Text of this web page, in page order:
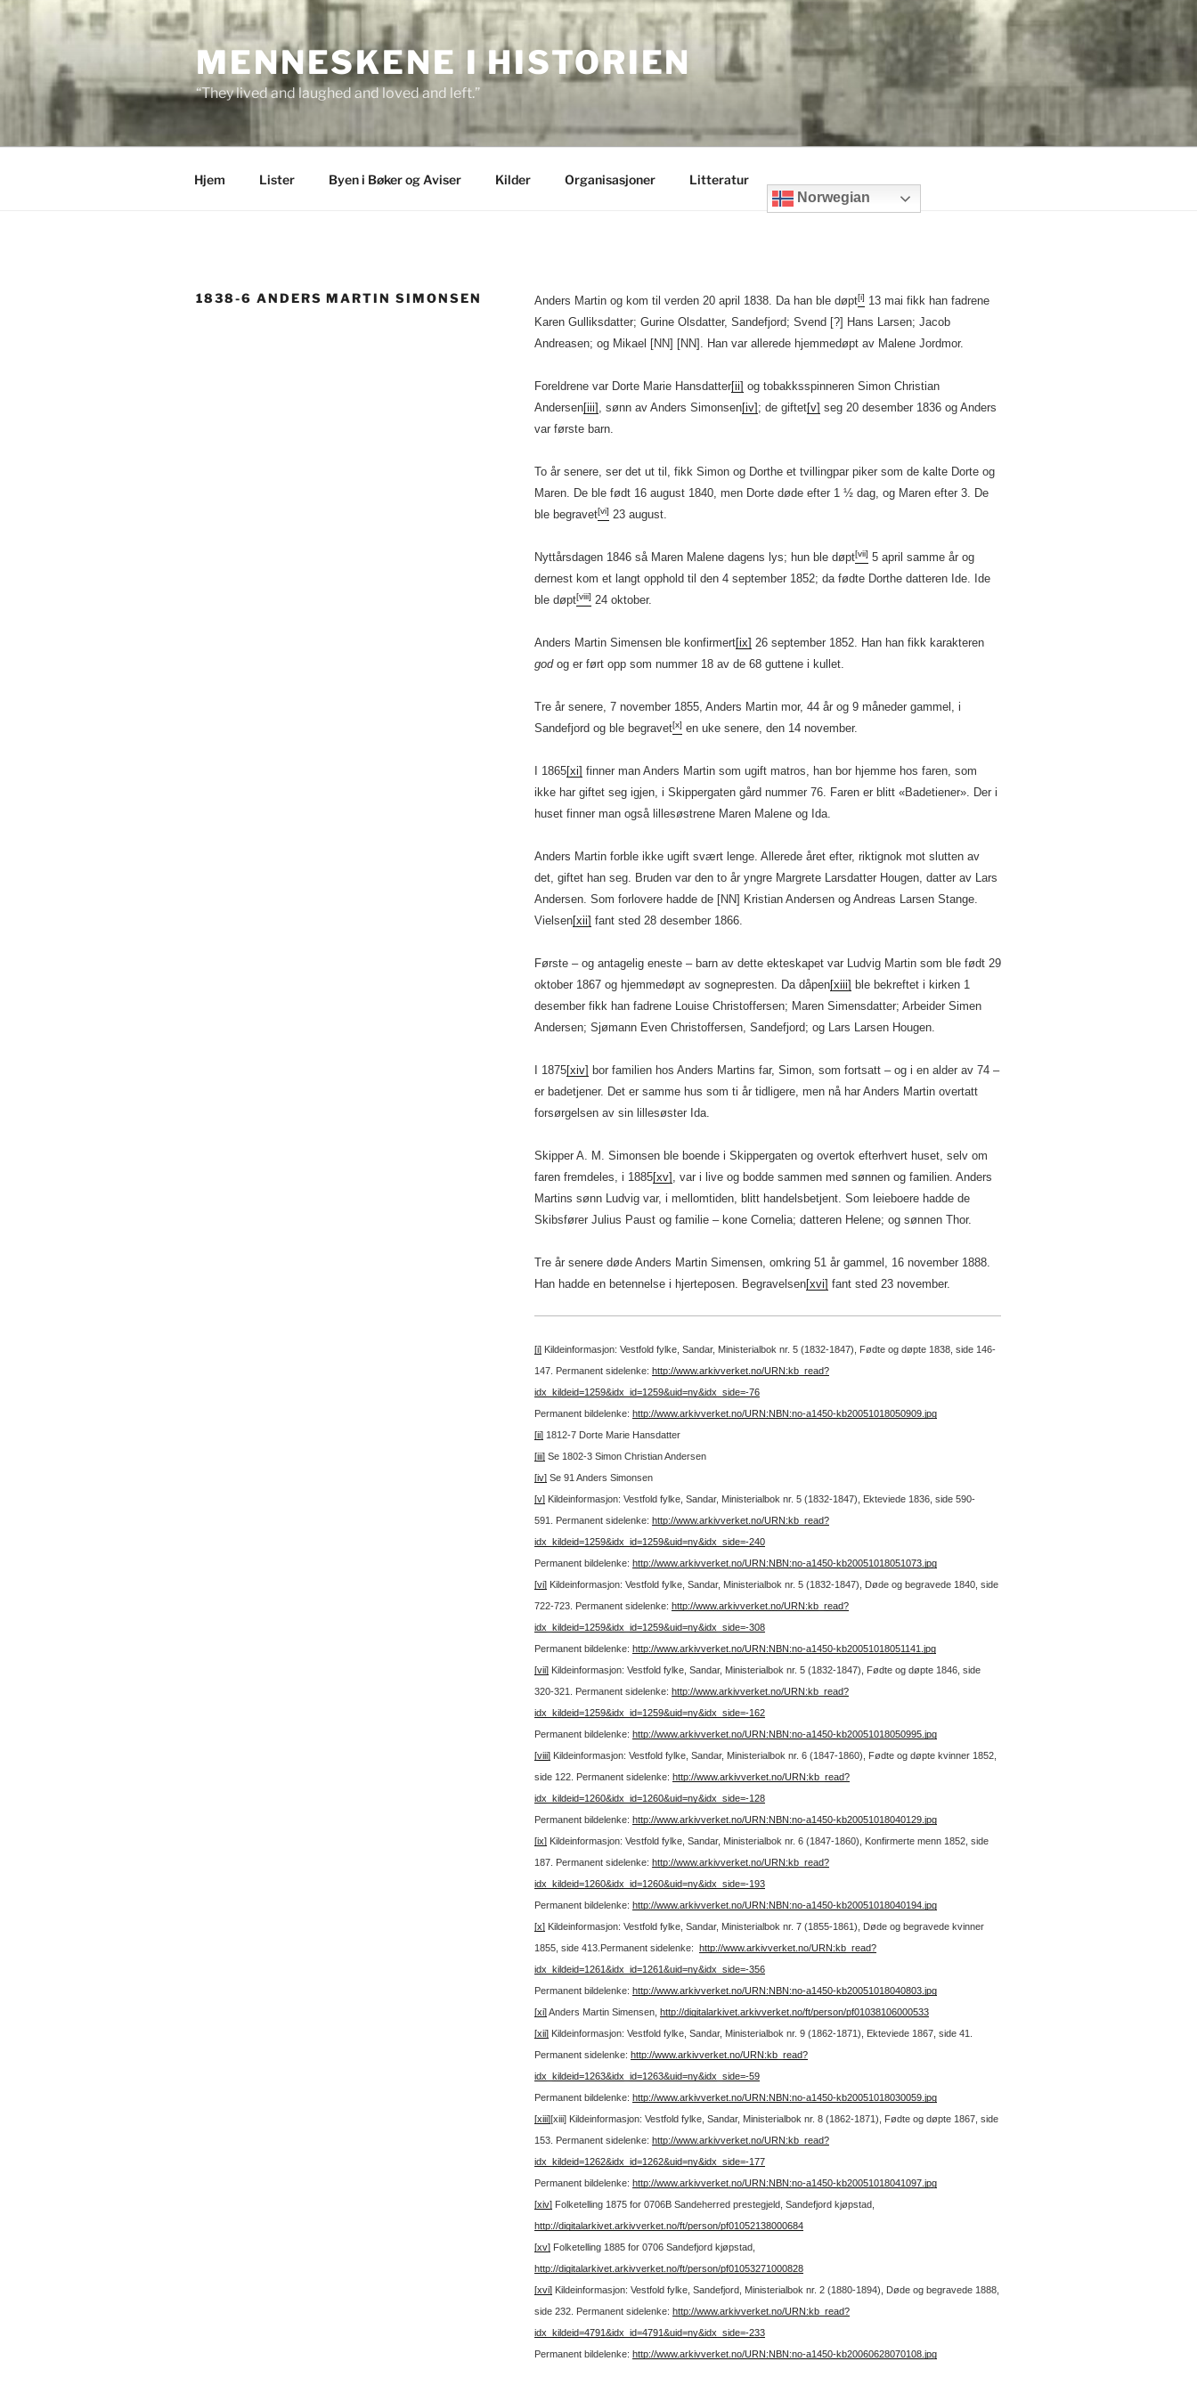
content
MENNESKENE I HISTORIEN
“They lived and laughed and loved and left.”
Hjem Lister Byen i Bøker og Aviser Kilder Organisasjoner
Litteratur
Norwegian
1838-6 ANDERS MARTIN SIMONSEN Anders Martin og kom til verden 20 april 1838. Da han ble døpt[i] 13 mai fikk han fadrene
Karen Gulliksdatter; Gurine Olsdatter, Sandefjord; Svend [?] Hans Larsen; Jacob
Andreasen; og Mikael [NN] [NN]. Han var allerede hjemmedøpt av Malene Jordmor.
Foreldrene var Dorte Marie Hansdatter[ii] og tobakksspinneren Simon Christian
Andersen[iii] , sønn av Anders Simonsen[iv] ; de giftet[v] seg 20 desember 1836 og Anders
var første barn.
To år senere, ser det ut til, fikk Simon og Dorthe et tvillingpar piker som de kalte Dorte og
Maren. De ble født 16 august 1840, men Dorte døde efter 1 ½ dag, og Maren efter 3. De
ble begravet[vi] 23 august.
Nyttårsdagen 1846 så Maren Malene dagens lys; hun ble døpt[vii] 5 april samme år og
dernest kom et langt opphold til den 4 september 1852; da fødte Dorthe datteren Ide. Ide
ble døpt[viii] 24 oktober.
Anders Martin Simensen ble konfirmert[ix] 26 september 1852. Han han fikk karakteren
godog er ført opp som nummer 18 av de 68 guttene i kullet.
Tre år senere, 7 november 1855, Anders Martin mor, 44 år og 9 måneder gammel, i
Sandefjord og ble begravet[x] en uke senere, den 14 november.
I 1865[xi] finner man Anders Martin som ugift matros, han bor hjemme hos faren, som
ikke har giftet seg igjen, i Skippergaten gård nummer 76. Faren er blitt «Badetiener». Der i
huset finner man også lillesøstrene Maren Malene og Ida.
Anders Martin forble ikke ugift svært lenge. Allerede året efter, riktignok mot slutten av
det, giftet han seg. Bruden var den to år yngre Margrete Larsdatter Hougen, datter av Lars
Andersen. Som forlovere hadde de [NN] Kristian Andersen og Andreas Larsen Stange.
Vielsen[xii] fant sted 28 desember 1866.
Første – og antagelig eneste – barn av dette ekteskapet var Ludvig Martin som ble født 29
oktober 1867 og hjemmedøpt av sognepresten. Da dåpen[xiii] ble bekreftet i kirken 1
desember fikk han fadrene Louise Christoffersen; Maren Simensdatter; Arbeider Simen
Andersen; Sjømann Even Christoffersen, Sandefjord; og Lars Larsen Hougen.
I 1875[xiv] bor familien hos Anders Martins far, Simon, som fortsatt – og i en alder av 74 –
er badetjener. Det er samme hus som ti år tidligere, men nå har Anders Martin overtatt
forsørgelsen av sin lillesøster Ida.
Skipper A. M. Simonsen ble boende i Skippergaten og overtok efterhvert huset, selv om
faren fremdeles, i 1885[xv] , var i live og bodde sammen med sønnen og familien. Anders
Martins sønn Ludvig var, i mellomtiden, blitt handelsbetjent. Som leieboere hadde de
Skibsfører Julius Paust og familie – kone Cornelia; datteren Helene; og sønnen Thor.
Tre år senere døde Anders Martin Simensen, omkring 51 år gammel, 16 november 1888.
Han hadde en betennelse i hjerteposen. Begravelsen[xvi] fant sted 23 november.
[i]Kildeinformasjon: Vestfold fylke, Sandar, Ministerialbok nr. 5 (1832-1847), Fødte og døpte 1838, side 146-
147. Permanent sidelenke: http://www.arkivverket.no/URN:kb_read?
idx_kildeid=1259&idx_id=1259&uid=ny&idx_side=-76
Permanent bildelenke: http://www.arkivverket.no/URN:NBN:no-a1450-kb20051018050909.jpg
[ii]1812-7 Dorte Marie Hansdatter
[iii]Se 1802-3 Simon Christian Andersen
[iv]Se 91 Anders Simonsen
[v]Kildeinformasjon: Vestfold fylke, Sandar, Ministerialbok nr. 5 (1832-1847), Ekteviede 1836, side 590-
591.
Permanent sidelenke: http://www.arkivverket.no/URN:kb_read?
idx_kildeid=1259&idx_id=1259&uid=ny&idx_side=-240
Permanent bildelenke: http://www.arkivverket.no/URN:NBN:no-a1450-kb20051018051073.jpg
[vi]Kildeinformasjon: Vestfold fylke, Sandar, Ministerialbok nr. 5 (1832-1847), Døde og begravede 1840, side
722-723. Permanent sidelenke: http://www.arkivverket.no/URN:kb_read?
idx_kildeid=1259&idx_id=1259&uid=ny&idx_side=-308
Permanent bildelenke: http://www.arkivverket.no/URN:NBN:no-a1450-kb20051018051141.jpg
[vii]Kildeinformasjon: Vestfold fylke, Sandar, Ministerialbok nr. 5 (1832-1847), Fødte og døpte 1846, side
320-321.
Permanent sidelenke: http://www.arkivverket.no/URN:kb_read?
idx_kildeid=1259&idx_id=1259&uid=ny&idx_side=-162
Permanent bildelenke: http://www.arkivverket.no/URN:NBN:no-a1450-kb20051018050995.jpg
[viii]Kildeinformasjon: Vestfold fylke, Sandar, Ministerialbok nr. 6 (1847-1860), Fødte og døpte kvinner 1852,
side 122. Permanent sidelenke: http://www.arkivverket.no/URN:kb_read?
idx_kildeid=1260&idx_id=1260&uid=ny&idx_side=-128
Permanent bildelenke: http://www.arkivverket.no/URN:NBN:no-a1450-kb20051018040129.jpg
[ix]Kildeinformasjon: Vestfold fylke, Sandar, Ministerialbok nr. 6 (1847-1860), Konfirmerte menn 1852, side
187. Permanent sidelenke: http://www.arkivverket.no/URN:kb_read?
idx_kildeid=1260&idx_id=1260&uid=ny&idx_side=-193
Permanent bildelenke: http://www.arkivverket.no/URN:NBN:no-a1450-kb20051018040194.jpg
[x]Kildeinformasjon: Vestfold fylke, Sandar, Ministerialbok nr. 7 (1855-1861), Døde og begravede kvinner
1855, side 413. Permanent sidelenke: http://www.arkivverket.no/URN:kb_read?
idx_kildeid=1261&idx_id=1261&uid=ny&idx_side=-356
Permanent bildelenke: http://www.arkivverket.no/URN:NBN:no-a1450-kb20051018040803.jpg
[xi]Anders Martin Simensen, http://digitalarkivet.arkivverket.no/ft/person/pf01038106000533
[xii]Kildeinformasjon: Vestfold fylke, Sandar, Ministerialbok nr. 9 (1862-1871), Ekteviede 1867, side 41.
Permanent sidelenke: http://www.arkivverket.no/URN:kb_read?
idx_kildeid=1263&idx_id=1263&uid=ny&idx_side=-59
Permanent bildelenke: http://www.arkivverket.no/URN:NBN:no-a1450-kb20051018030059.jpg
[xiii][xiii] Kildeinformasjon: Vestfold fylke, Sandar, Ministerialbok nr. 8 (1862-1871), Fødte og døpte 1867, side
153. Permanent sidelenke: http://www.arkivverket.no/URN:kb_read?
idx_kildeid=1262&idx_id=1262&uid=ny&idx_side=-177
Permanent bildelenke: http://www.arkivverket.no/URN:NBN:no-a1450-kb20051018041097.jpg
[xiv]Folketelling 1875 for 0706B Sandeherred prestegjeld, Sandefjord kjøpstad,
http://digitalarkivet.arkivverket.no/ft/person/pf01052138000684
[xv]Folketelling 1885 for 0706 Sandefjord kjøpstad,
http://digitalarkivet.arkivverket.no/ft/person/pf01053271000828
[xvi]Kildeinformasjon: Vestfold fylke, Sandefjord, Ministerialbok nr. 2 (1880-1894), Døde og begravede 1888,
side 232. Permanent sidelenke: http://www.arkivverket.no/URN:kb_read?
idx_kildeid=4791&idx_id=4791&uid=ny&idx_side=-233
Permanent bildelenke: http://www.arkivverket.no/URN:NBN:no-a1450-kb20060628070108.jpg